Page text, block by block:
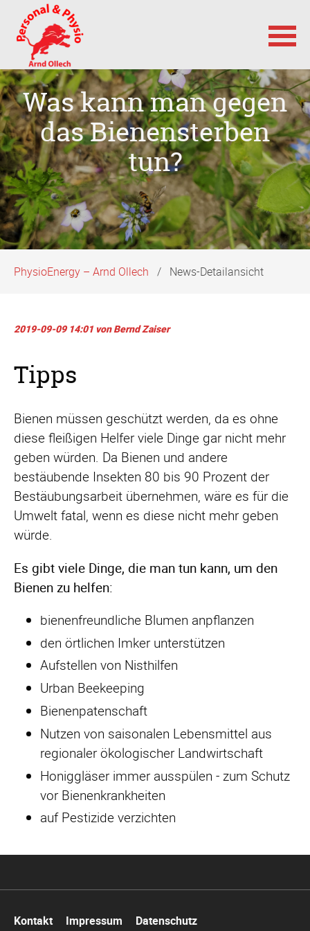
Navigation
überspringen
Was kann man gegen
das Bienensterben
tun?
PhysioEnergy – Arnd Ollech News-Detailansicht
2019-09-09 14:01 von Bernd Zaiser
Tipps
Bienen müssen geschützt werden, da es ohne
diese fleißigen Helfer viele Dinge gar nicht mehr
geben würden. Da Bienen und andere
bestäubende Insekten 80 bis 90 Prozent der
Bestäubungsarbeit übernehmen, wäre es für die
Umwelt fatal, wenn es diese nicht mehr geben
würde.
Es gibt viele Dinge, die man tun kann, um den
Bienen zu helfen:
bienenfreundliche Blumen anpflanzen
den örtlichen Imker unterstützen
Aufstellen von Nisthilfen
Urban Beekeeping
Bienenpatenschaft
Nutzen von saisonalen Lebensmittel aus
regionaler ökologischer Landwirtschaft
Honiggläser immer ausspülen - zum Schutz
vor Bienenkrankheiten
auf Pestizide verzichten
überspringen
Kontakt Impressum Datenschutz